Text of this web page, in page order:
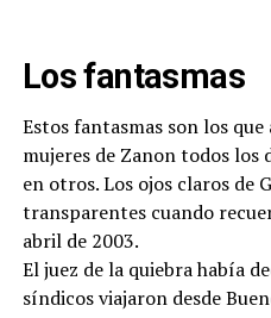
Los fantasmas
Estos fantasmas son los
mujeres de Zanon todos los
en otros. Los ojos claros de
transparentes cuando
abril de 2003.
El juez de la quiebra había
síndicos viajaron desde